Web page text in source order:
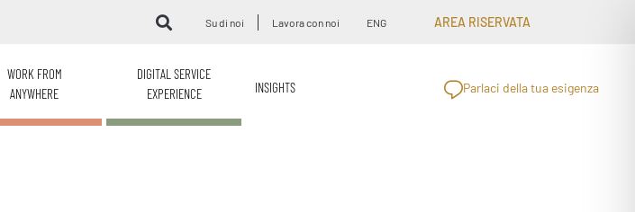
Su di noi Lavora con noi ENG AREA RISERVATA
WORK FROM
ANYWHERE
DIGITAL SERVICE
EXPERIENCE
INSIGHTS Parlaci della tua esigenza